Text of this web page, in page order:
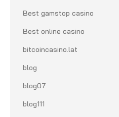
Best gamstop casino
Best online casino
bitcoincasino.lat
blog
blog07
blog111